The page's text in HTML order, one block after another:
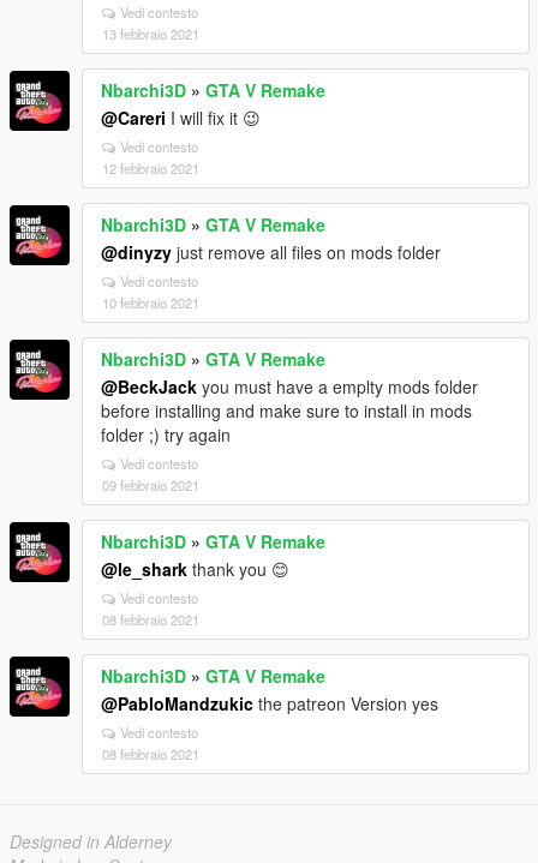
Vedi contesto
13 febbraio 2021
Nbarchi3D » GTA V Remake
@Careri I will fix it 😉
Vedi contesto
12 febbraio 2021
Nbarchi3D » GTA V Remake
@dinyzy just remove all files on mods folder
Vedi contesto
10 febbraio 2021
Nbarchi3D » GTA V Remake
@BeckJack you must have a emplty mods folder
before installing and make sure to install in mods
folder ;) try again
Vedi contesto
09 febbraio 2021
Nbarchi3D » GTA V Remake
@le_shark thank you 😊
Vedi contesto
08 febbraio 2021
Nbarchi3D » GTA V Remake
@PabloMandzukic the patreon Version yes
Vedi contesto
08 febbraio 2021
Designed in Alderney